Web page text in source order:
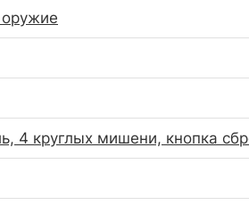
4 круглых мишени, кнопка